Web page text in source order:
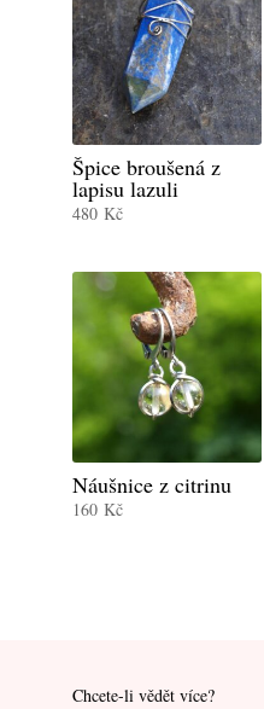
Špice broušená z
lapisu lazuli
480 Kč
Náušnice z citrinu
160 Kč
Chcete-li vědět více?